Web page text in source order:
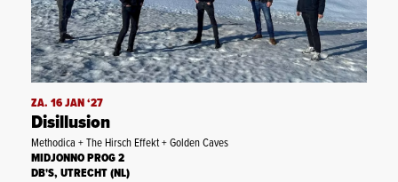
ZA. 16 JAN ‘27
Disillusion
Methodica + The Hirsch Effekt + Golden Caves
MIDJONNO PROG 2
DB'S, UTRECHT (NL)